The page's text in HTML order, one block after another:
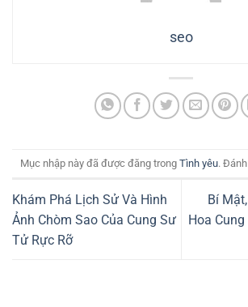
seo
Mục nhập này đã được đăng trong Tình yêu.
Khám Phá Lịch Sử Và Hình
Ảnh Chòm Sao Của Cung Sư
Tử Rực Rỡ
Bí
Hoa